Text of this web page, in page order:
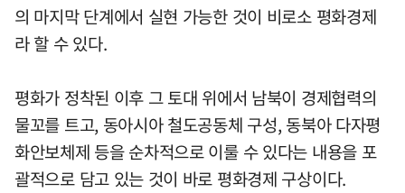
의 마지막 단계에서 실현 가능한 것이 비로소 평화경제
라 할 수 있다.
평화가 정착된 이후 그 토대 위에서 남북이 경제협력의
물꼬를 트고, 동아시아 철도공동체 구성, 동북아 다자평
화안보체제 등을 순차적으로 이룰 수 있다는 내용을 포
괄적으로 담고 있는 것이 바로 평화경제 구상이다.